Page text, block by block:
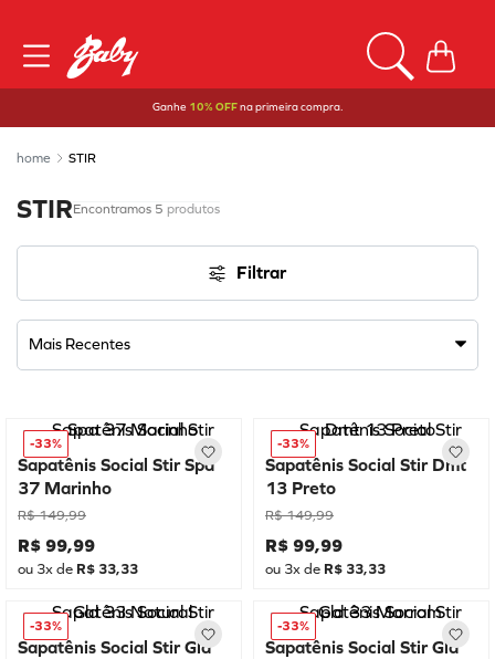
Ganhe 10% OFFna primeira compra.
STIR
STIR 5 produtos
Filtrar
Mais Recentes
-33%
Sapatênis Social Stir Spa
37 Marinho
R$ 149,99
R$ 99,99
ou 3x de R$ 33,33
-33%
Sapatênis Social Stir Dmt
13 Preto
R$ 149,99
R$ 99,99
ou 3x de R$ 33,33
-33%
Sapatênis Social Stir Gld
-33%
Sapatênis Social Stir Gld